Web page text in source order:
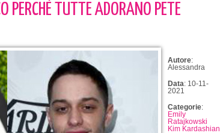
PERCHÈ TUTTE ADORANO PETE
Autore:
Alessandra
Data: 10-11-
2021
Categorie:
Emily
Ratajkowski
Kim Kardashian